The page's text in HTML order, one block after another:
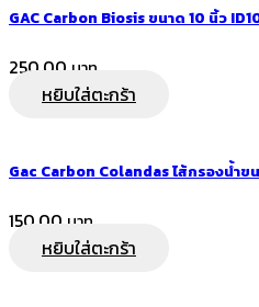
GAC Carbon Biosis ขนาด 10 นิ้ว
250.00
หยิบใส่ตะกร้า
Gac Carbon Colandas ไส้กรองน้ำข
150.00
หยิบใส่ตะกร้า